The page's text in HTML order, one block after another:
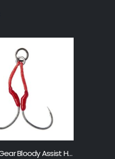
Savage Gear Bloody Assist Hook SJ